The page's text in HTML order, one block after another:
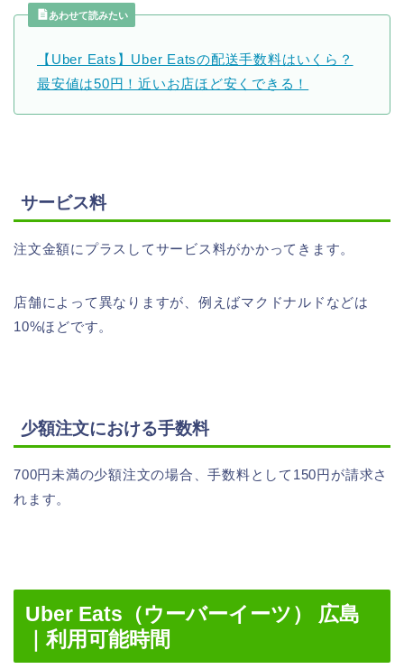
あわせて読みたい
【Uber Eats】Uber Eatsの配送手数料はいくら？
最安値は50円！近いお店ほど安くできる！
サービス料
注文金額にプラスしてサービス料がかかってきます。
店舗によって異なりますが、例えばマクドナルドなどは
10%ほどです。
少額注文における手数料
700円未満の少額注文の場合、手数料として150円が請求さ
れます。
Uber Eats（ウーバーイーツ） 広島
｜利用可能時間